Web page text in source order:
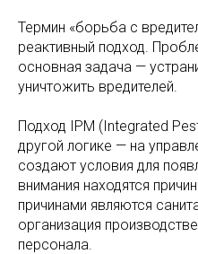
Термин «борьба с
реактивный подход.
основная задача —
уничтожить вредителей.
Подход IPM (Integrated
другой логике — на
создают условия для
внимания находятся
причинами являются
организация
персонала.